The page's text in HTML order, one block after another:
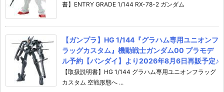
書】ENTRY GRADE 1/144 RX-78-2 ガンダム
【ガンプラ】HG 1/144『グラハム専用ユニオンフ
ラッグカスタム』機動戦士ガンダム00 プラモデ
ル予約【バンダイ】より2026年8月6日再販予定♪
【取扱説明書】HG 1/144 グラハム専用ユニオンフラッグ
カスタム 空戦形態へ ...